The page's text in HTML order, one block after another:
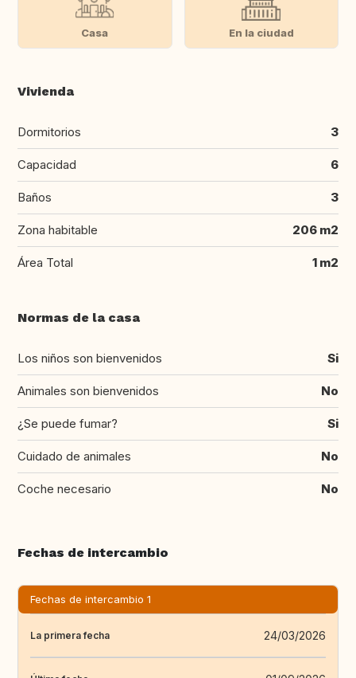
Casa En la ciudad
Vivienda
Dormitorios 3
Capacidad 6
Baños 3
Zona habitable 206 m2
Área Total 1 m2
Normas de la casa
Los niños son bienvenidos Si
Animales son bienvenidos No
¿Se puede fumar? Si
Cuidado de animales No
Coche necesario No
Fechas de intercambio
Fechas de intercambio 1
La primera fecha 24/03/2026